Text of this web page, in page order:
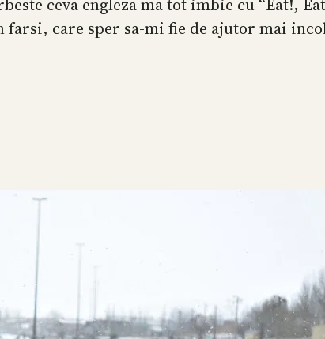
ceva engleza ma tot imbie cu “Eat!,
care sper sa-mi fie de ajutor mai